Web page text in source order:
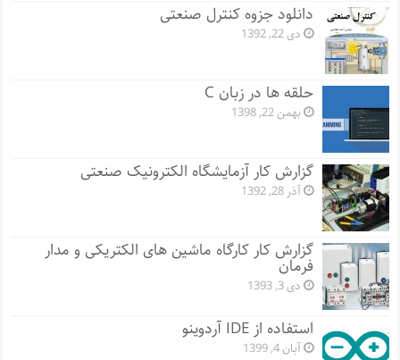
دانلود جزوه کنترل صنعتی
دی 22, 1392
حلقه ها در زبان C
بهمن 22, 1398
گزارش کار آزمایشگاه الکترونیک صنعتی
آذر 28, 1392
گزارش کار کارگاه ماشین های الکتریکی و مدار
فرمان
دی 3, 1393
استفاده از IDE آردوینو
آبان 4, 1399